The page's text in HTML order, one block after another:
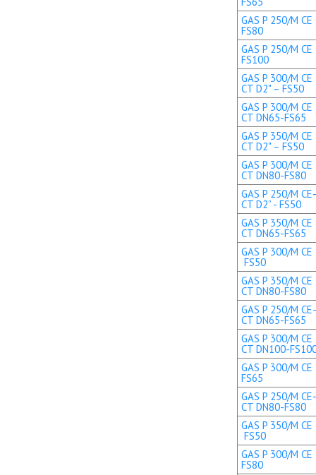
GAS P 250/M
FS80
GAS P 250/M
FS100
GAS P 300/M CE
CT D2" – FS50
GAS P 300/M CE
CT DN65-FS65
GAS P 350/M CE
CT D2" – FS50
GAS P 300/M CE
CT DN80-FS80
GAS P 250/M
CT D2” - FS50
GAS P 350/M CE
CT DN65-FS65
GAS P 300/M
FS50
GAS P 350/M CE
CT DN80-FS80
GAS P 250/M
CT DN65-FS65
GAS P 300/M CE
CT DN100-
GAS P 300/M
FS65
GAS P 250/M
CT DN80-FS80
GAS P 350/M
FS50
GAS P 300/M
FS80